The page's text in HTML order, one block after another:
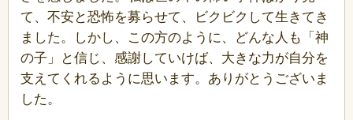
て、不安と恐怖を募らせて、ビクビクして生きてき
ました。しかし、この方のように、どんな人も「神
の子」と信じ、感謝していけば、大きな力が自分を
支えてくれるように思います。ありがとうございま
した。